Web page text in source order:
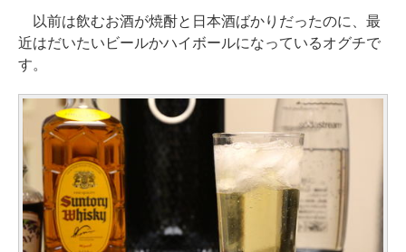
以前は飲むお酒が焼酎と日本酒ばかりだったのに、最
近はだいたいビールかハイボールになっているオグチで
す。